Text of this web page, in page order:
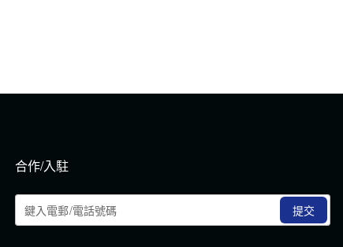
合作/入駐
提交